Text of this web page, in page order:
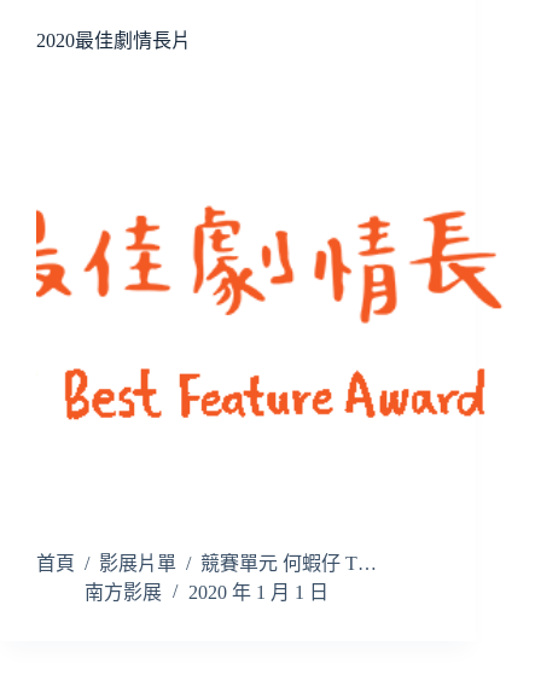
2020最佳劇情長片
首頁 / 影展片單 / 競賽單元 何蝦仔 T…
南方影展
2020 年 1 月 1 日